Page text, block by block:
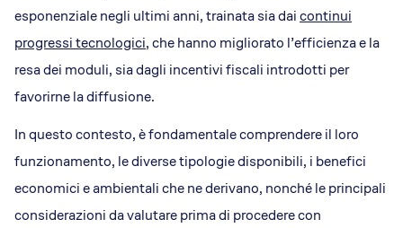
esponenziale negli ultimi anni, trainata sia daicontinui
progressi tecnologici, che hanno migliorato l’efficienza e la
resa dei moduli, sia dagli incentivi fiscali introdotti per
favorirne la diffusione.
In questo contesto, è fondamentale comprendere il loro
funzionamento, le diverse tipologie disponibili, i benefici
economici e ambientali che ne derivano, nonché le principali
considerazioni da valutare prima di procedere con